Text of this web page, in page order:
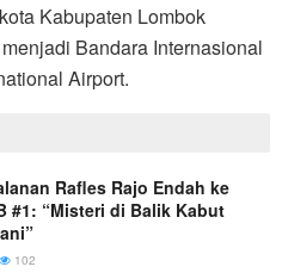
Kabupaten Lombok
Bandara Internasional
Airport.
Rafles Rajo Endah ke
#1: “Misteri di Balik Kabut
102